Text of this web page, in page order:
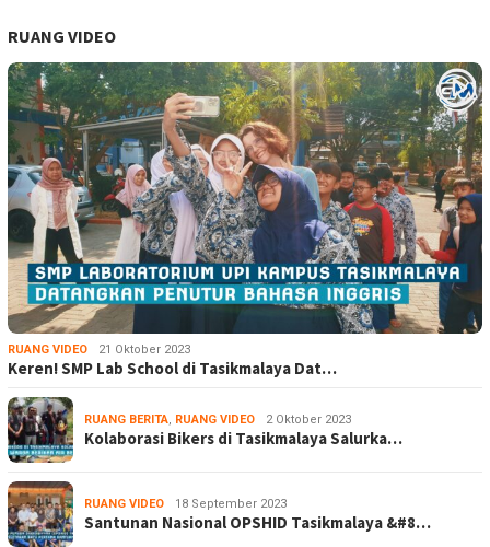
RUANG VIDEO
RUANG VIDEO 21 Oktober 2023
Keren! SMP Lab School di Tasikmalaya Dat…
RUANG BERITA, RUANG VIDEO 2 Oktober 2023
Kolaborasi Bikers di Tasikmalaya Salurka…
RUANG VIDEO 18 September 2023
Santunan Nasional OPSHID Tasikmalaya &#8…